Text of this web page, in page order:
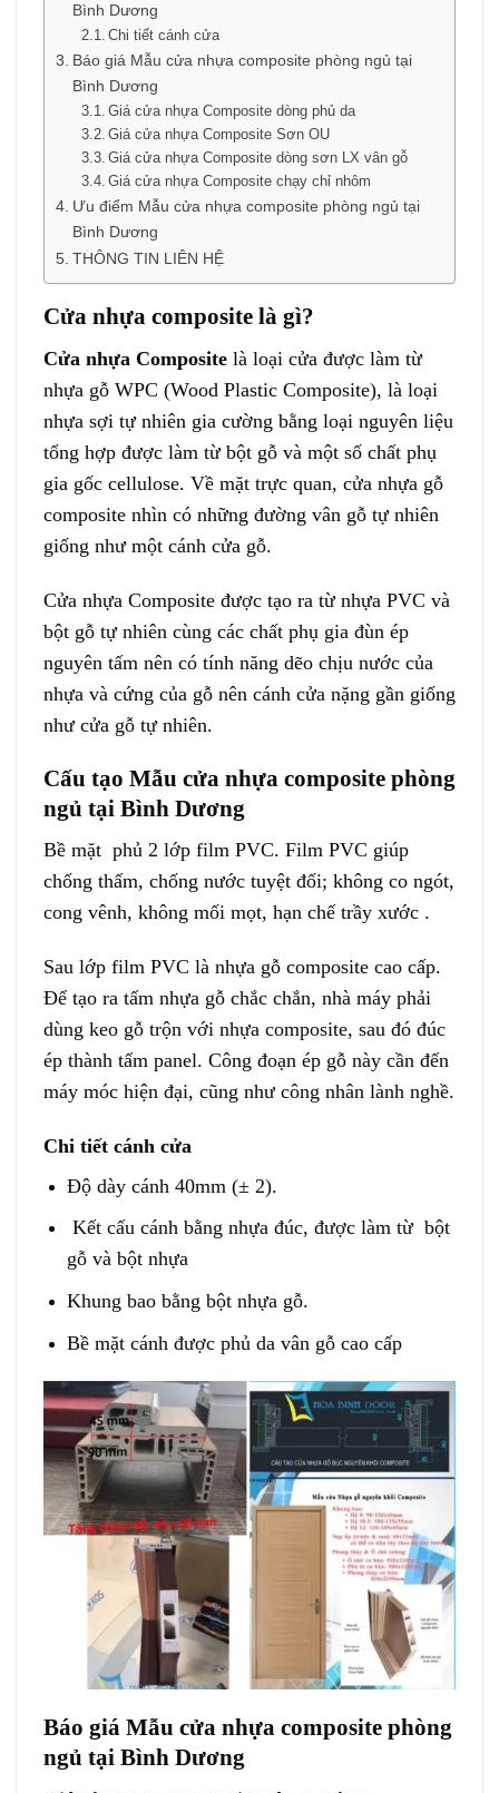
Bình Dương
Chi tiết cánh cửa
Báo giá Mẫu cửa nhựa composite phòng ngủ tại
Bình Dương
Giá cửa nhựa Composite dòng phủ da
Giá cửa nhựa Composite Sơn OU
Giá cửa nhựa Composite dòng sơn LX vân gỗ
Giá cửa nhựa Composite chạy chỉ nhôm
Ưu điểm Mẫu cửa nhựa composite phòng ngủ tại
Bình Dương
THÔNG TIN LIÊN HỆ
Cửa nhựa composite là gì?
Cửa nhựa Composite là loại cửa được làm từ
nhựa gỗ WPC (Wood Plastic Composite), là loại
nhựa sợi tự nhiên gia cường bằng loại nguyên liệu
tổng hợp được làm từ bột gỗ và một số chất phụ
gia gốc cellulose. Về mặt trực quan, cửa nhựa gỗ
composite nhìn có những đường vân gỗ tự nhiên
giống như một cánh cửa gỗ.
Cửa nhựa Composite được tạo ra từ nhựa PVC và
bột gỗ tự nhiên cùng các chất phụ gia đùn ép
nguyên tấm nên có tính năng dẽo chịu nước của
nhựa và cứng của gỗ nên cánh cửa nặng gần giống
như cửa gỗ tự nhiên.
Cấu tạo Mẫu cửa nhựa composite phòng
ngủ tại Bình Dương
Bề mặt phủ 2 lớp film PVC. Film PVC giúp
chống thấm, chống nước tuyệt đối; không co ngót,
cong vênh, không mối mọt, hạn chế trầy xước .
Sau lớp film PVC là nhựa gỗ composite cao cấp.
Để tạo ra tấm nhựa gỗ chắc chắn, nhà máy phải
dùng keo gỗ trộn với nhựa composite, sau đó đúc
ép thành tấm panel. Công đoạn ép gỗ này cần đến
máy móc hiện đại, cũng như công nhân lành nghề.
Chi tiết cánh cửa
Độ dày cánh 40mm (± 2).
Kết cấu cánh bằng nhựa đúc, được làm từ bột
gỗ và bột nhựa
Khung bao bằng bột nhựa gỗ.
Bề mặt cánh được phủ da vân gỗ cao cấp
Báo giá Mẫu cửa nhựa composite phòng
ngủ tại Bình Dương